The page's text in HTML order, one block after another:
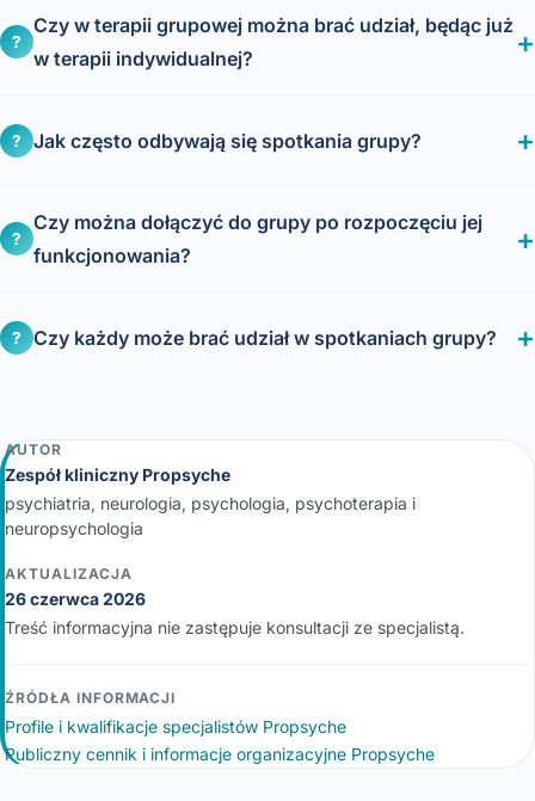
?
Czy w terapii grupowej można brać udział, będąc już
w terapii indywidualnej?
? Jak często odbywają się spotkania grupy?
?
Czy można dołączyć do grupy po rozpoczęciu jej
funkcjonowania?
? Czy każdy może brać udział w spotkaniach grupy?
AUTOR
Zespół kliniczny Propsyche
psychiatria, neurologia, psychologia, psychoterapia i
neuropsychologia
AKTUALIZACJA
26 czerwca 2026
Treść informacyjna nie zastępuje konsultacji ze specjalistą.
ŹRÓDŁA INFORMACJI
Profile i kwalifikacje specjalistów Propsyche
Publiczny cennik i informacje organizacyjne Propsyche